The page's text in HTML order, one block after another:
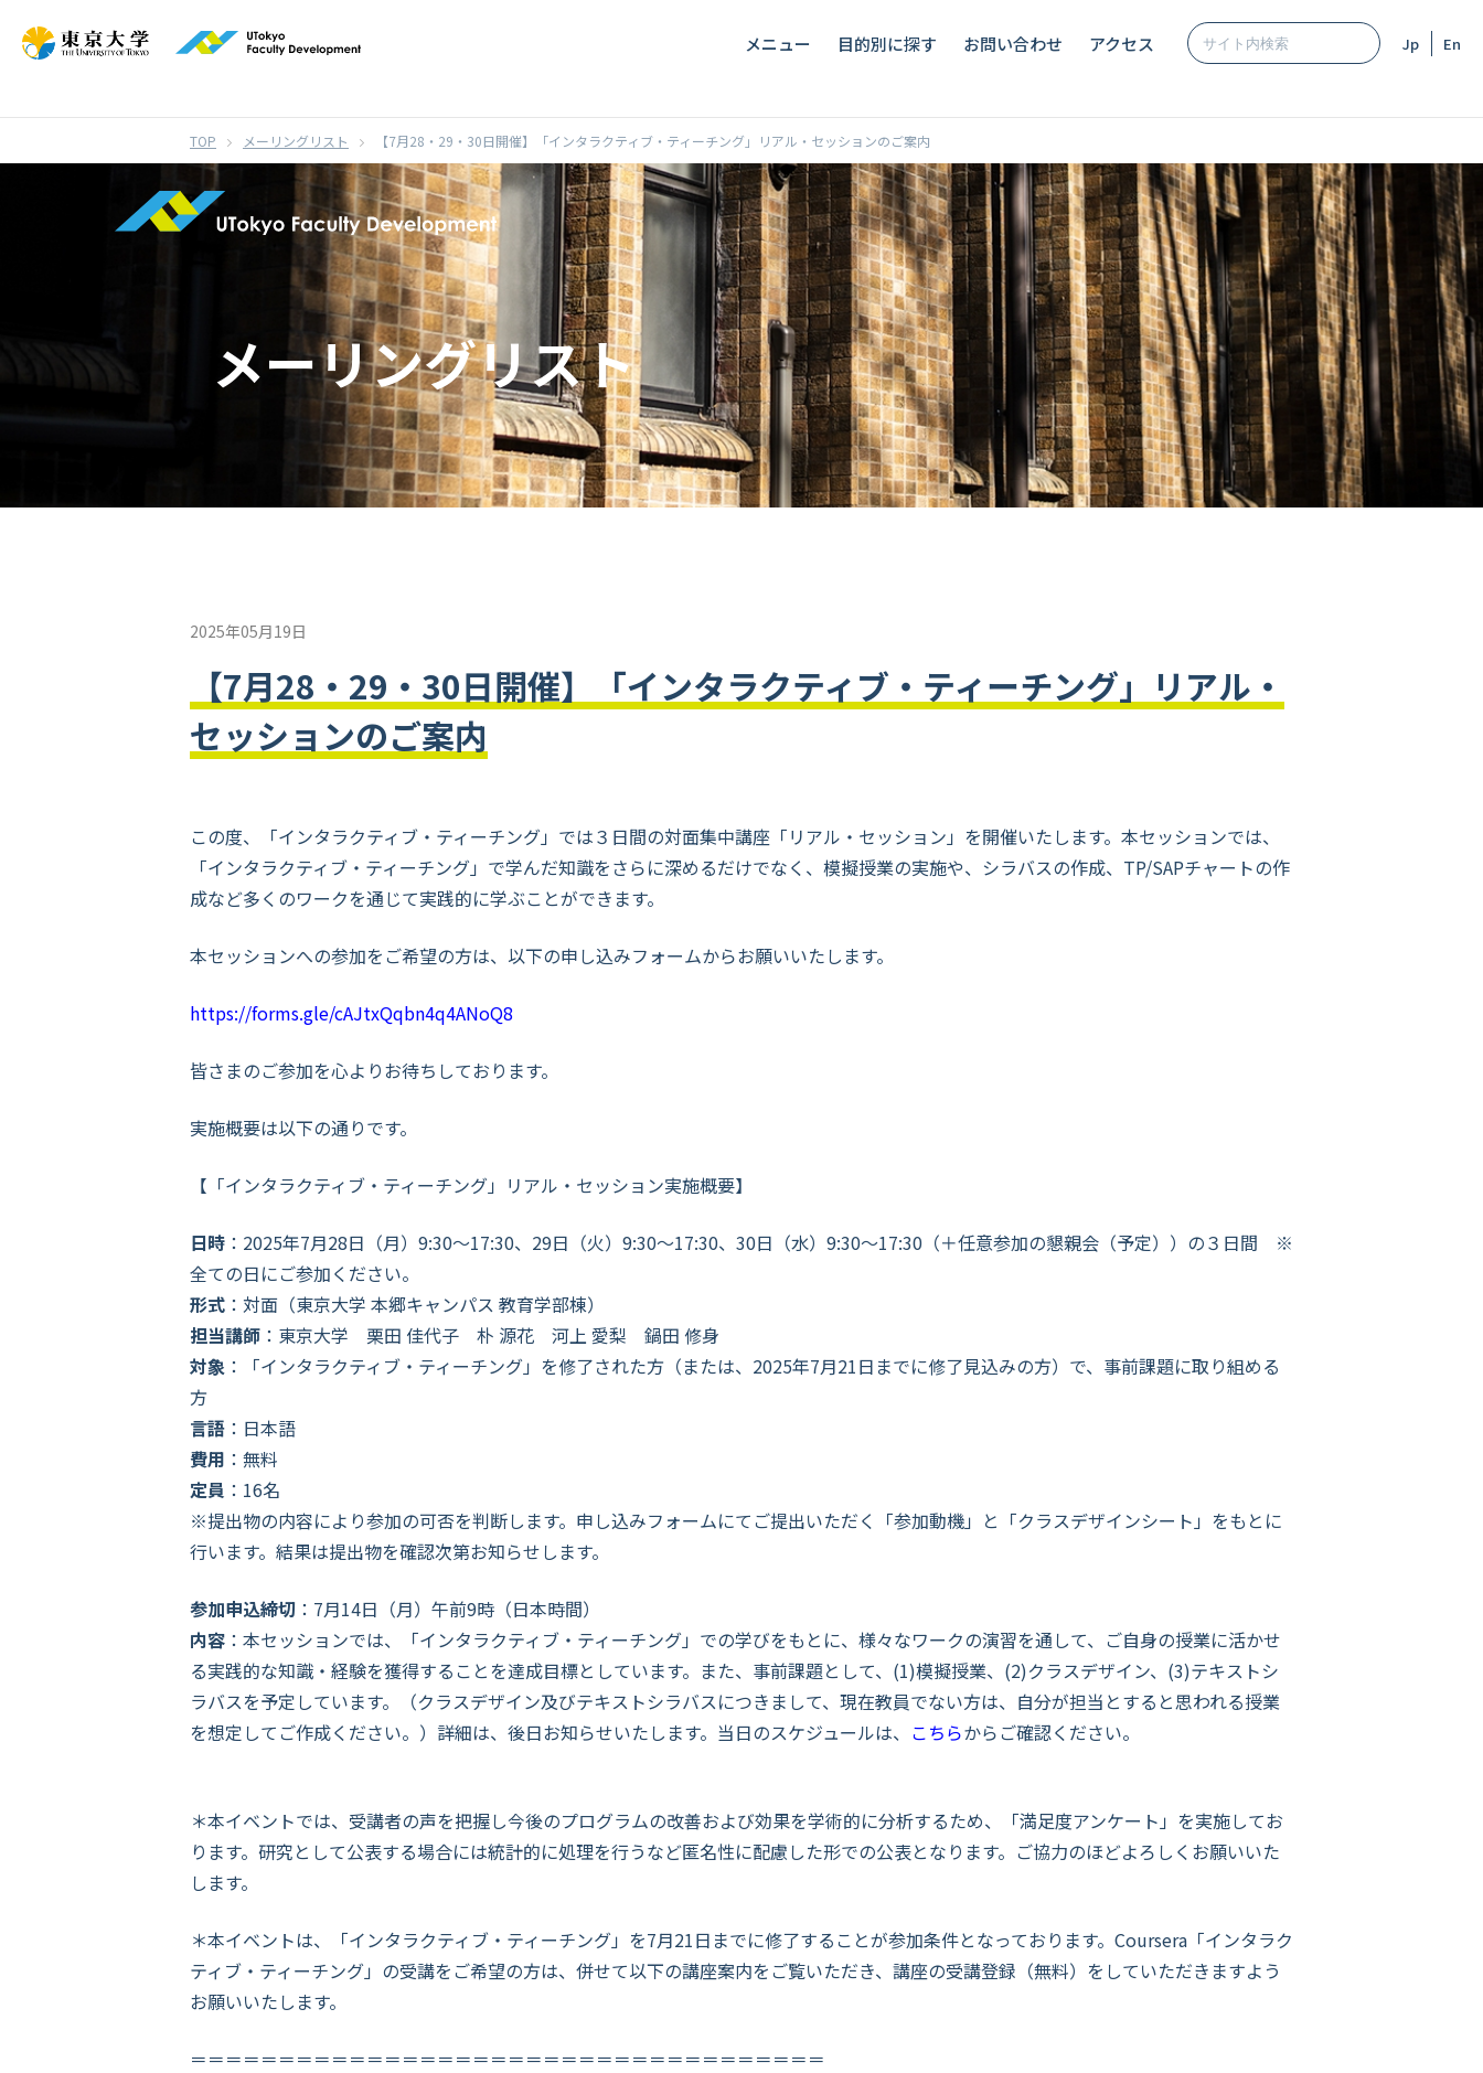
メニュー 目的別に探す お問い合わせ アクセス En
Jp
メーリングリスト 【7月28・29・30日開催】「インタラクティブ・ティーチング」リアル・セッションのご案内
メーリングリスト
2025年05月19日
【7月28・29・30日開催】「インタラクティブ・ティーチング」リアル・
セッションのご案内
この度、「インタラクティブ・ティーチング」では３日間の対面集中講座「リアル・セッション」を開催いたします。本セッションでは、
「インタラクティブ・ティーチング」で学んだ知識をさらに深めるだけでなく、模擬授業の実施や、シラバスの作成、TP/SAPチャートの作
成など多くのワークを通じて実践的に学ぶことができます。
本セッションへの参加をご希望の方は、以下の申し込みフォームからお願いいたします。
https://forms.gle/cAJtxQqbn4q4ANoQ8
皆さまのご参加を心よりお待ちしております。
実施概要は以下の通りです。
【「インタラクティブ・ティーチング」リアル・セッション実施概要】
日時 ：2025年7月28日（月）9:30～17:30、29日（火）9:30～17:30、30日（水）9:30～17:30（＋任意参加の懇親会（予定））の３日間 ※
全ての日にご参加ください。
形式 ：対面（東京大学 本郷キャンパス 教育学部棟）
担当講師 ：東京大学 栗田 佳代子 朴 源花 河上 愛梨 鍋田 修身
対象 ：「インタラクティブ・ティーチング」を修了された方（または、2025年7月21日までに修了見込みの方）で、事前課題に取り組める
方
言語 ：日本語
費用 ：無料
定員 ：16名
※提出物の内容により参加の可否を判断します。申し込みフォームにてご提出いただく「参加動機」と「クラスデザインシート」をもとに
行います。結果は提出物を確認次第お知らせします。
参加申込締切 ：7月14日（月）午前9時（日本時間）
内容 ：本セッションでは、「インタラクティブ・ティーチング」での学びをもとに、様々なワークの演習を通して、ご自身の授業に活かせ
る実践的な知識・経験を獲得することを達成目標としています。また、事前課題として、(1)模擬授業、(2)クラスデザイン、(3)テキストシ
ラバスを予定しています。（クラスデザイン及びテキストシラバスにつきまして、現在教員でない方は、自分が担当とすると思われる授業
を想定してご作成ください。）詳細は、後日お知らせいたします。当日のスケジュールは、 こちらからご確認ください。
＊本イベントでは、受講者の声を把握し今後のプログラムの改善および効果を学術的に分析するため、「満足度アンケート」を実施してお
ります。研究として公表する場合には統計的に処理を行うなど匿名性に配慮した形での公表となります。ご協力のほどよろしくお願いいた
します。
＊本イベントは、「インタラクティブ・ティーチング」を7月21日までに修了することが参加条件となっております。Coursera「インタラク
ティブ・ティーチング」の受講をご希望の方は、併せて以下の講座案内をご覧いただき、講座の受講登録（無料）をしていただきますよう
お願いいたします。
＝＝＝＝＝＝＝＝＝＝＝＝＝＝＝＝＝＝＝＝＝＝＝＝＝＝＝＝＝＝＝＝＝＝＝＝